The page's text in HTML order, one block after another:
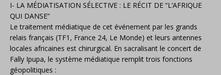
I- LA MÉDIATISATION SÉLECTIVE : LE RÉCIT DE “L’AFRIQUE
QUI DANSE”
Le traitement médiatique de cet événement par les grands
relais français (TF1, France 24, Le Monde) et leurs antennes
locales africaines est chirurgical. En sacralisant le concert de
Fally Ipupa, le système médiatique remplit trois fonctions
géopolitiques :